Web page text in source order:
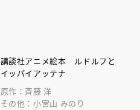
講談社アニメ絵本 ルドルフと
イッパイアッテナ
原作：斉藤 洋
その他：小宮山 みのり